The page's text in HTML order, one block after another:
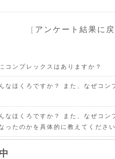
［ アンケート結果に戻
コンプレックスはありますか？
なほくろですか？ また、なぜコン
なほくろですか？ また、なぜコン
ったのかを具体的に教えてください